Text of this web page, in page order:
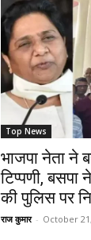
Top News
भाजपा नेता ने
टिप्पणी, बसपा
की पुलिस पर
राज कुमार - October